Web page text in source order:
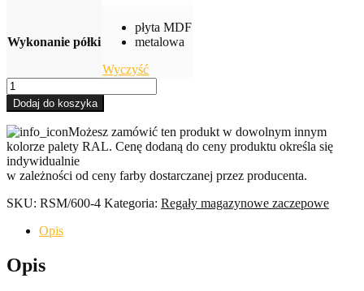
Wykonanie półki
płyta MDF
metalowa
Wyczyść
ilość
Regał
magazynowy
4-
półkowy
Dodaj do koszyka
Możesz zamówić ten produkt w dowolnym innym
kolorze palety RAL. Cenę dodaną do ceny produktu określa się
indywidualnie
w zależności od ceny farby dostarczanej przez producenta.
SKU: RSM/600-4 Kategoria: Regały magazynowe zaczepowe
Opis
Opis